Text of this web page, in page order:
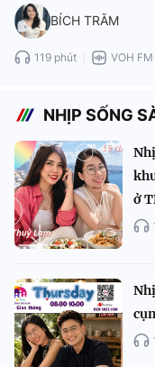
BÍCH TRĂM
119 phút VOH
NHỊP SỐNG
ở